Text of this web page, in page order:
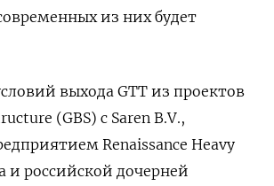
из них будет
выхода GTT из проектов
(GBS) с Saren B.V.,
Renaissance Heavy
и российской дочерней